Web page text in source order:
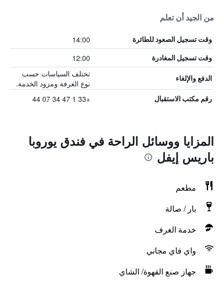
من الجيد أن تعلم
وقت تسجيل الصعود للطائرة 14:00
وقت تسجيل المغادرة 12:00
الدفع والإلغاء
تختلف السياسات حسب
نوع الغرفة ومزود الخدمة.
رقم مكتب الاستقبال +33 1 47 34 07 44
المزايا ووسائل الراحة في فندق يوروبا
باريس إيفل
مطعم
بار / صالة
خدمة الغرف
واي فاي مجاني
جهاز صنع القهوة/ الشاي